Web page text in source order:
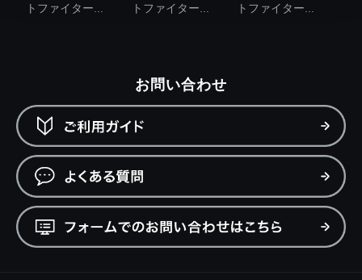
トファイター...
トファイター...
トファイター...
お問い合わせ